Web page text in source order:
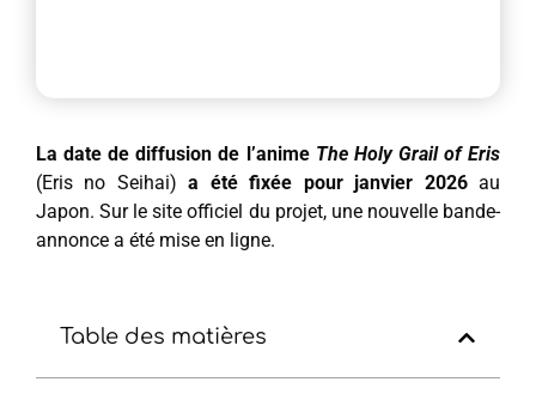
La date de diffusion de l’anime The Holy Grail of Eris
(Eris no Seihai)a été fixée pour janvier 2026au
Japon. Sur le site officiel du projet, une nouvelle bande-
annonce a été mise en ligne.
Table des matières